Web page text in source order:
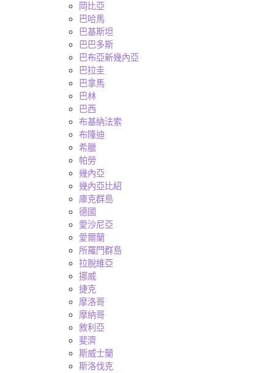
岡比亞
巴哈馬
巴基斯坦
巴巴多斯
巴布亞新幾內亞
巴拉圭
巴拿馬
巴林
巴西
布基納法索
布隆迪
希臘
帕勞
幾內亞
幾內亞比紹
庫克群島
德國
愛沙尼亞
愛爾蘭
所羅門群島
拉脫維亞
挪威
捷克
摩洛哥
摩納哥
敘利亞
斐濟
斯威士蘭
斯洛伐克